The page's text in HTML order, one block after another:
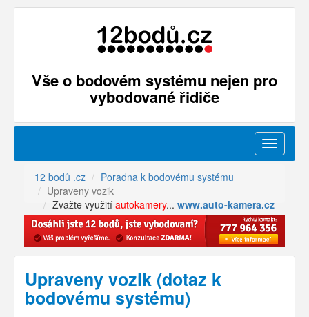
Vše o bodovém systému nejen pro
vybodované řidiče
Menu
12 bodů .cz
Poradna k bodovému systému
Upraveny vozik
Zvažte využití autokamery... www.auto-kamera.cz
Upraveny vozik (dotaz k
bodovému systému)